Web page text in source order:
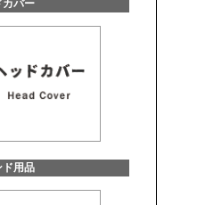
カバー
ド用品